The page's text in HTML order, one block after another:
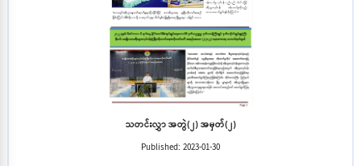
သတင်းလွှာ အတွဲ(၂) အမှတ်(၂)
Published: 2023-01-30